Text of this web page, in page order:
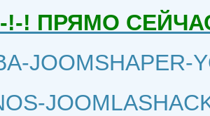
!-!-! ПРЯМО
JOOMSHAPER-